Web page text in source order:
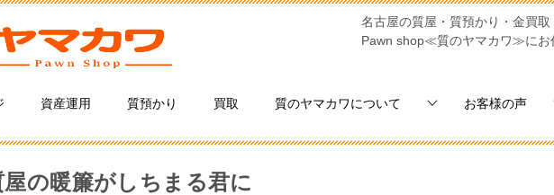
名古屋の質屋・質預かり・金買
Pawn shop≪質のヤマカワ≫にお
資産運用 質預かり 買取 質のヤマカワについて お客様の声
屋の暖簾がしちまる君に